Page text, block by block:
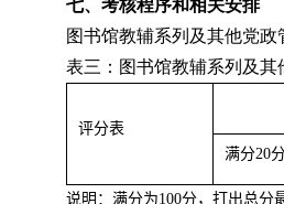
七、考核程序和相关安排
图书馆教辅系列及其他党
表三：图书馆教辅系列及
评分表
满分20
说明：满分为100分，打出总分